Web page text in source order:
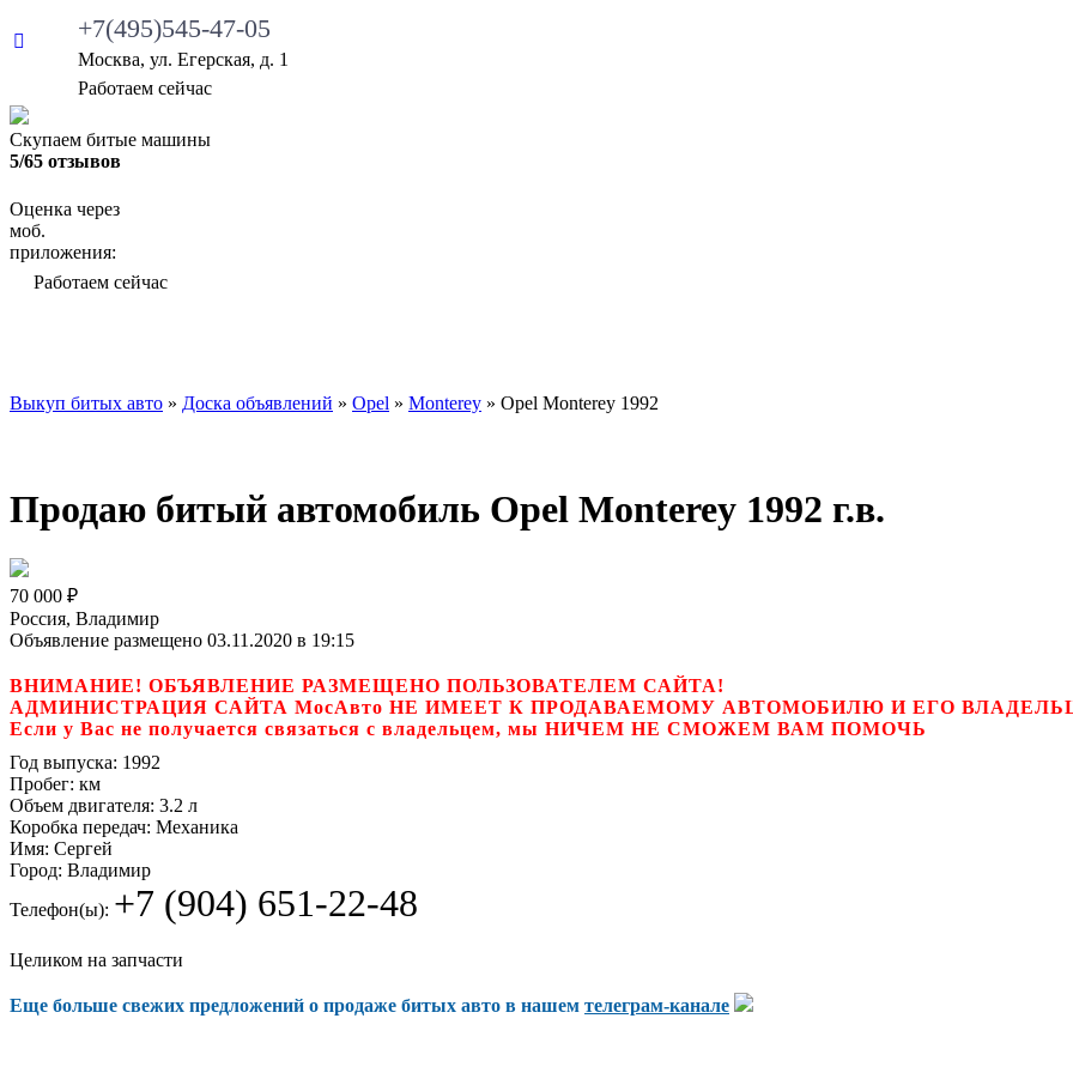
+7(495)545-47-05
Москва, ул. Егерская, д. 1
Работаем сейчас
Скупаем битые машины
5/65 отзывов
Оценка через
моб.
приложения:
Работаем сейчас
Выкуп битых авто » Доска объявлений » Opel » Monterey » Opel Monterey 1992
Продаю битый автомобиль Opel Monterey 1992 г.в.
70 000 ₽
Россия, Владимир
Объявление размещено 03.11.2020 в 19:15
ВНИМАНИЕ! ОБЪЯВЛЕНИЕ РАЗМЕЩЕНО ПОЛЬЗОВАТЕЛЕМ САЙТА!
АДМИНИСТРАЦИЯ САЙТА МосАвто НЕ ИМЕЕТ К ПРОДАВАЕМОМУ АВТОМОБИЛЮ И ЕГО
Если у Вас не получается связаться с владельцем, мы НИЧЕМ НЕ СМОЖЕМ ВАМ ПОМОЧЬ
Год выпуска: 1992
Пробег: км
Объем двигателя: 3.2 л
Коробка передач: Механика
Имя: Сергей
Город: Владимир
Телефон(ы): +7 (904) 651-22-48
Целиком на запчасти
Еще больше свежих предложений о продаже битых авто в нашем телеграм-канале